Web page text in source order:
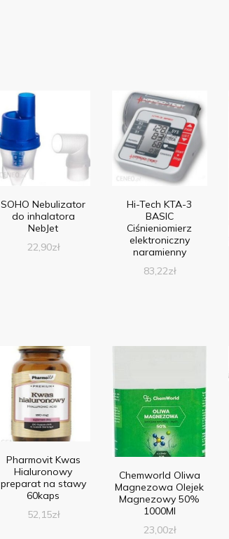
SOHO Nebulizator
do inhalatora
NebJet
22,90zł
Hi-Tech KTA-3
BASIC
Ciśnieniomierz
elektroniczny
naramienny
83,22zł
Pharmovit Kwas
Hialuronowy
preparat na stawy
60kaps
52,15zł
Chemworld Oliwa
Magnezowa Olejek
Magnezowy 50%
1000Ml
23,00zł